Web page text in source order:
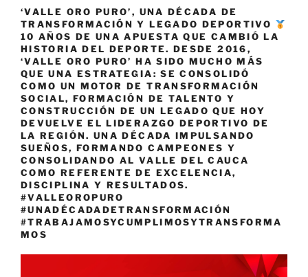
‘VALLE ORO PURO’, UNA DÉCADA DE
TRANSFORMACIÓN Y LEGADO DEPORTIVO
10 AÑOS DE UNA APUESTA QUE CAMBIÓ LA
HISTORIA DEL DEPORTE. DESDE 2016,
‘VALLE ORO PURO’ HA SIDO MUCHO MÁS
QUE UNA ESTRATEGIA: SE CONSOLIDÓ
COMO UN MOTOR DE TRANSFORMACIÓN
SOCIAL, FORMACIÓN DE TALENTO Y
CONSTRUCCIÓN DE UN LEGADO QUE HOY
DEVUELVE EL LIDERAZGO DEPORTIVO DE
LA REGIÓN. UNA DÉCADA IMPULSANDO
SUEÑOS, FORMANDO CAMPEONES Y
CONSOLIDANDO AL VALLE DEL CAUCA
COMO REFERENTE DE EXCELENCIA,
DISCIPLINA Y RESULTADOS.
#VALLEOROPURO
#UNADÉCADADETRANSFORMACIÓN
#TRABAJAMOSYCUMPLIMOSYTRANSFORMA
MOS